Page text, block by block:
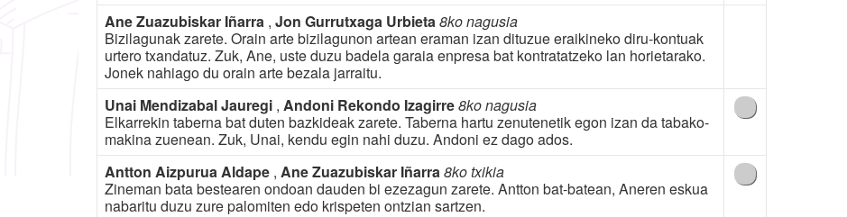
Ane Zuazubiskar Iñarra , Jon Gurrutxaga Urbieta 8ko nagusia
Bizilagunak zarete. Orain arte bizilagunon artean eraman izan dituzue eraikineko diru-kontuak
urtero txandatuz. Zuk, Ane, uste duzu badela garaia enpresa bat kontratatzeko lan horietarako.
Jonek nahiago du orain arte bezala jarraitu.
Unai Mendizabal Jauregi , Andoni Rekondo Izagirre8ko nagusia
Elkarrekin taberna bat duten bazkideak zarete. Taberna hartu zenutenetik egon izan da tabako-
makina zuenean. Zuk, Unai, kendu egin nahi duzu. Andoni ez dago ados.
Antton Aizpurua Aldape , Ane Zuazubiskar Iñarra 8ko txikia
Zineman bata bestearen ondoan dauden bi ezezagun zarete. Antton bat-batean, Aneren eskua
nabaritu duzu zure palomiten edo krispeten ontzian sartzen.